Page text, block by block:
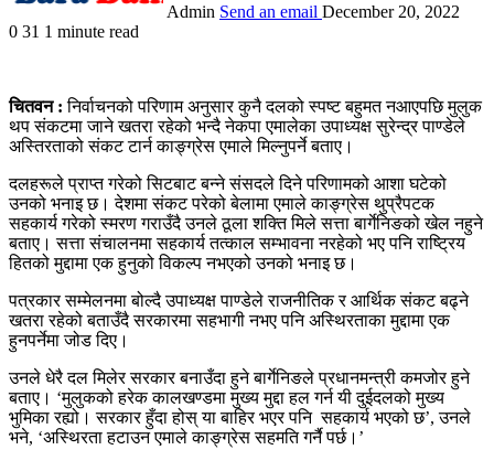
Admin Send an email December 20, 2022
0 31 1 minute read
चितवन : निर्वाचनको परिणाम अनुसार कुनै दलको स्पष्ट बहुमत नआएपछि मुलुक
थप संकटमा जाने खतरा रहेको भन्दै नेकपा एमालेका उपाध्यक्ष सुरेन्द्र पाण्डेले
अस्तिरताको संकट टार्न काङ्ग्रेस एमाले मिल्नुपर्ने बताए।
दलहरूले प्राप्त गरेको सिटबाट बन्ने संसदले दिने परिणामको आशा घटेको
उनको भनाइ छ। देशमा संकट परेको बेलामा एमाले काङ्ग्रेस थुप्रैपटक
सहकार्य गरेको स्मरण गराउँदै उनले ठूला शक्ति मिले सत्ता बार्गेनिङको खेल नहुने
बताए। सत्ता संचालनमा सहकार्य तत्काल सम्भावना नरहेको भए पनि राष्ट्रिय
हितको मुद्दामा एक हुनुको विकल्प नभएको उनको भनाइ छ।
पत्रकार सम्मेलनमा बोल्दै उपाध्यक्ष पाण्डेले राजनीतिक र आर्थिक संकट बढ्ने
खतरा रहेको बताउँदै सरकारमा सहभागी नभए पनि अस्थिरताका मुद्दामा एक
हुनपर्नेमा जोड दिए।
उनले धेरै दल मिलेर सरकार बनाउँदा हुने बार्गेनिङले प्रधानमन्त्री कमजोर हुने
बताए। ‘मुलुकको हरेक कालखण्डमा मुख्य मुद्दा हल गर्न यी दुईदलको मुख्य
भुमिका रह्यो। सरकार हुँदा होस् या बाहिर भएर पनि सहकार्य भएको छ’, उनले
भने, ‘अस्थिरता हटाउन एमाले काङ्ग्रेस सहमति गर्नै पर्छ।’